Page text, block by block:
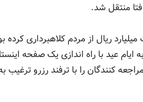
منتقل شد.
ریال از مردم کلاهبرداری
عید با راه اندازی یک صفحه
کنندگان را با ترفند رزرو ترغیب